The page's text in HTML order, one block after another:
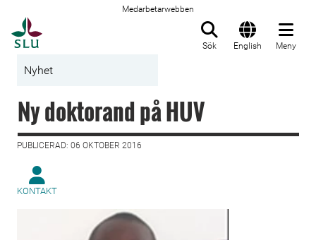
Medarbetarwebben
Sök English Meny
Nyhet
Ny doktorand på HUV
PUBLICERAD: 06 OKTOBER 2016
KONTAKT